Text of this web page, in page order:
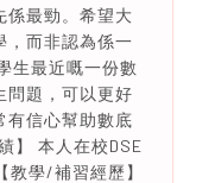
係最勁。希望大
，而非認為係一
生最近嘅一份數
問題，可以更好
有信心幫助數底
】 本人在校DSE
學/補習經歷】